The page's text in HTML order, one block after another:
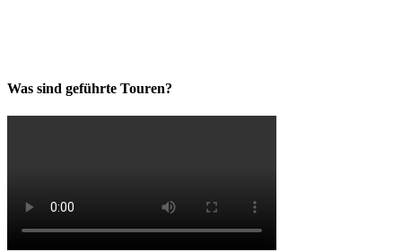
Was sind geführte Touren?